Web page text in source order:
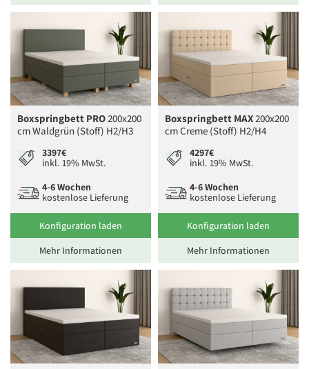
Boxspringbett PRO200x200
cm Waldgrün (Stoff) H2/H3
3397€
inkl. 19% MwSt.
4-6 Wochen
kostenlose Lieferung
Konfiguration laden
Mehr Informationen
Boxspringbett MAX200x200
cm Creme (Stoff) H2/H4
4297€
inkl. 19% MwSt.
4-6 Wochen
kostenlose Lieferung
Konfiguration laden
Mehr Informationen